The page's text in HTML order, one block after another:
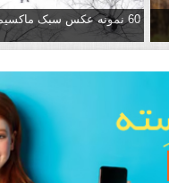
60 نمونه عکس سبک ماکسیمالیسم